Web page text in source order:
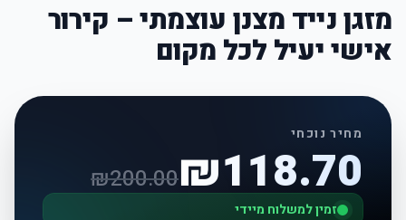
מזגן נייד מצנן עוצמתי – קירור
אישי יעיל לכל מקום
מחיר נוכחי
₪118.70
₪200.00
זמין למשלוח מיידי